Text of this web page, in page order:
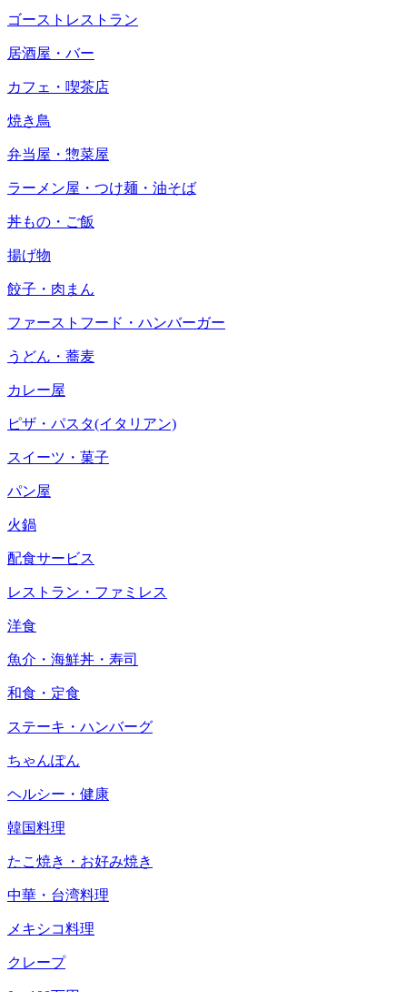
ゴーストレストラン
居酒屋・バー
カフェ・喫茶店
焼き鳥
弁当屋・惣菜屋
ラーメン屋・つけ麺・油そば
丼もの・ご飯
揚げ物
餃子・肉まん
ファーストフード・ハンバーガー
うどん・蕎麦
カレー屋
ピザ・パスタ(イタリアン)
スイーツ・菓子
パン屋
火鍋
配食サービス
レストラン・ファミレス
洋食
魚介・海鮮丼・寿司
和食・定食
ステーキ・ハンバーグ
ちゃんぽん
ヘルシー・健康
韓国料理
たこ焼き・お好み焼き
中華・台湾料理
メキシコ料理
クレープ